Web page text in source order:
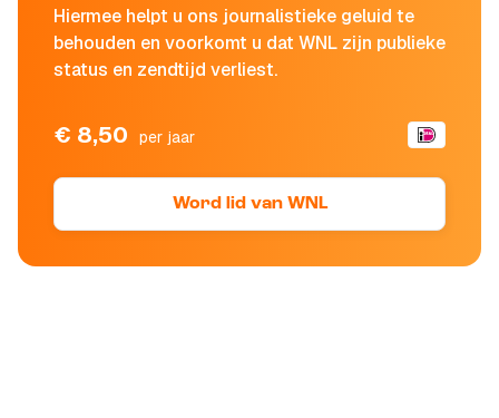
Hiermee helpt u ons journalistieke geluid te
behouden en voorkomt u dat WNL zijn publieke
status en zendtijd verliest.
€ 8,50 per jaar
Word lid van WNL